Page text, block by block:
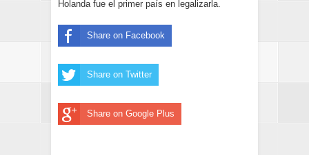
Holanda fue el primer país en legalizarla.
Share on Facebook
Share on Twitter
Share on Google Plus